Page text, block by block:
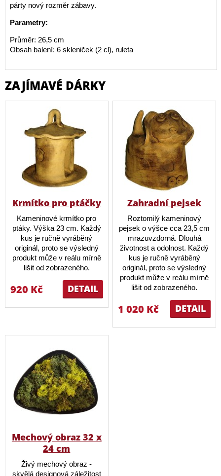
párty nový rozměr zábavy.
Parametry:
Průměr: 26,5 cm
Obsah balení: 6 skleniček (2 cl), ruleta
ZAJÍMAVÉ DÁRKY
Krmítko pro ptáčky
Kameninové krmítko pro
ptáky. Výška 23 cm. Každý
kus je ručně vyráběný
originál, proto se výsledný
produkt může v reálu mírně
lišit od zobrazeného.
DETAIL
920 Kč
Zahradní pejsek
Roztomilý kameninový
pejsek o výšce cca 23,5 cm
mrazuvzdorná. Dlouhá
životnost a odolnost. Každý
kus je ručně vyráběný
originál, proto se výsledný
produkt může v reálu mírně
lišit od zobrazeného.
DETAIL
1 020 Kč
Mechový obraz 32 x
24 cm
Živý mechový obraz -
skvělá designová záležitost